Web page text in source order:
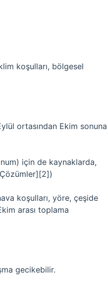
koşulları, bölgesel
ortasından Ekim sonuna
için de kaynaklarda,
koşulları, yöre, çeşide
arası toplama
gecikebilir.